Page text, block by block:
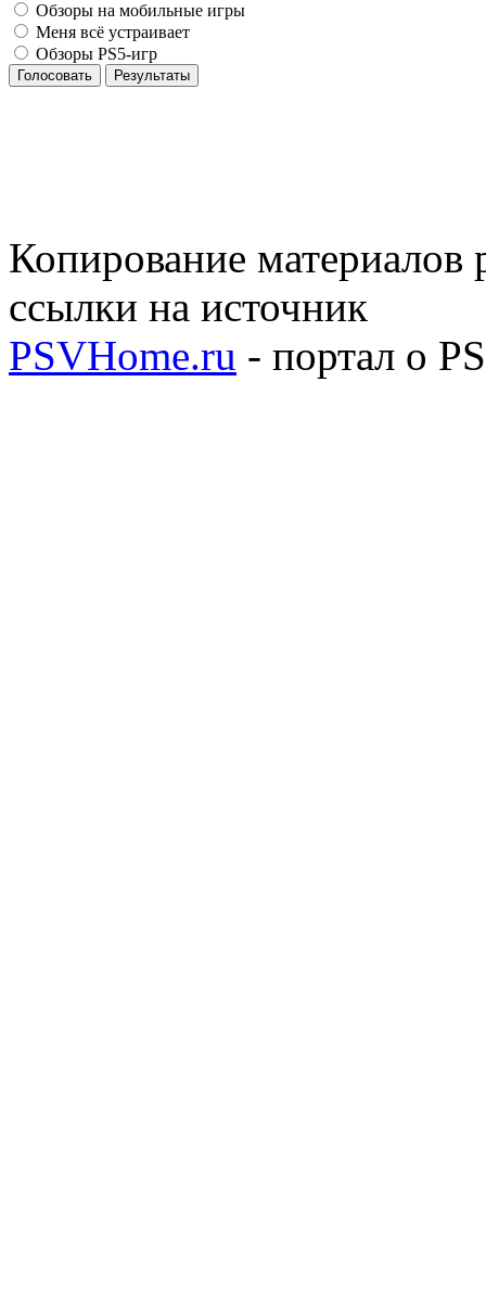
Обзоры на мобильные игры
Меня всё устраивает
Обзоры PS5-игр
Голосовать Результаты
Копирование материалов
ссылки на источник
PSVHome.ru - портал о